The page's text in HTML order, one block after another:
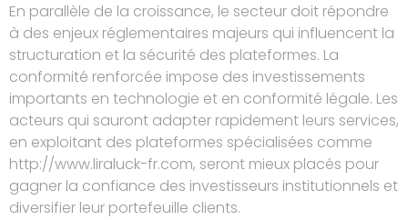
En parallèle de la croissance, le secteur doit répondre
à des enjeux réglementaires majeurs qui influencent la
structuration et la sécurité des plateformes. La
conformité renforcée impose des investissements
importants en technologie et en conformité légale. Les
acteurs qui sauront adapter rapidement leurs services,
en exploitant des plateformes spécialisées comme
http://www.liraluck-fr.com, seront mieux placés pour
gagner la confiance des investisseurs institutionnels et
diversifier leur portefeuille clients.